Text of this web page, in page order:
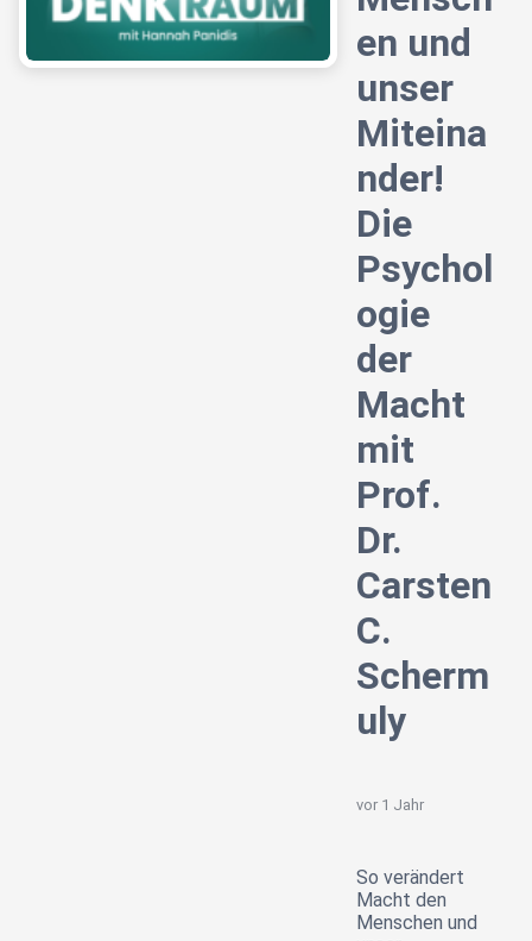
en und
unser
Miteina
nder!
Die
Psychol
ogie
der
Macht
mit
Prof.
Dr.
Carsten
C.
Scherm
uly
vor 1 Jahr
So verändert
Macht den
Menschen und